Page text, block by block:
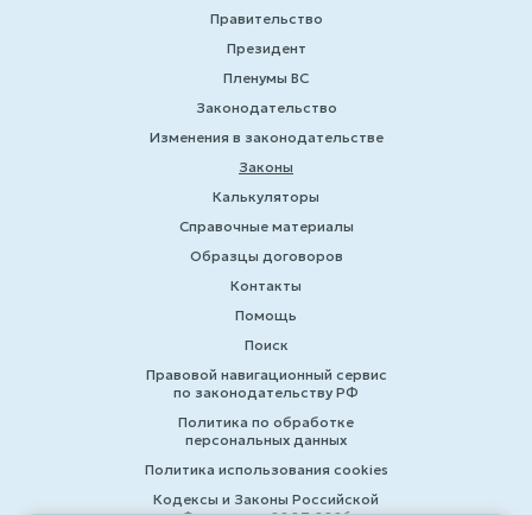
Правительство
Президент
Пленумы ВС
Законодательство
Изменения в законодательстве
Законы
Калькуляторы
Справочные материалы
Образцы договоров
Контакты
Помощь
Поиск
Правовой навигационный сервис
по законодательству РФ
Политика по обработке
персональных данных
Политика использования cookies
Кодексы и Законы Российской